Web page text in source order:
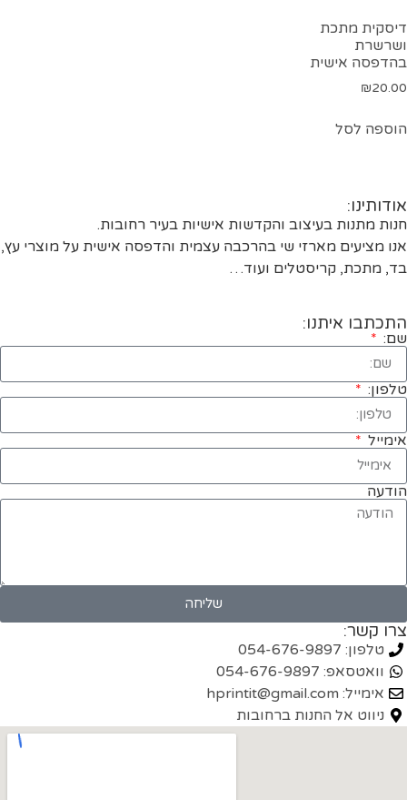
דיסקית מתכת
ושרשרת
בהדפסה אישית
₪20.00
הוספה לסל
אודותינו:
חנות מתנות בעיצוב והקדשות אישיות בעיר רחובות.
אנו מציעים מארזי שי בהרכבה עצמית והדפסה אישית על מוצרי עץ,
בד, מתכת, קריסטלים ועוד…
התכתבו איתנו:
שם:
טלפון:
אימייל
הודעה
שליחה
צרו קשר:
טלפון: 054-676-9897
וואטסאפ: 054-676-9897
אימייל: hprintit@gmail.com
ניווט אל החנות ברחובות